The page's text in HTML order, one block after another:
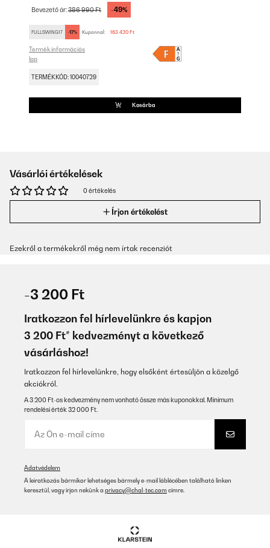
Bevezető ár:386 990 Ft -49%
FULLSWING17 -17% Kuponnal: 163 420 Ft
Termék információs
lap
TERMÉKKÓD: 10040729
Kosárba
Vásárlói értékelések
0 értékelés
Írjon értékelést
Ezekről a termékekről még nem írtak recenziót
-3 200 Ft
Iratkozzon fel hírlevelünkre és kapjon
3 200 Ft* kedvezményt a következő
vásárláshoz!
Iratkozzon fel hírlevelünkre, hogy elsőként értesüljön a közelgő
akciókról.
A 3 200 Ft-os kedvezmény nem vonható össze más kuponokkal. Minimum
rendelési érték 32 000 Ft.
Adatvédelem
A leiratkozás bármikor lehetséges bármely e-mail láblécében található linken
keresztül, vagy írjon nekünk a privacy@chal-tec.com címre.